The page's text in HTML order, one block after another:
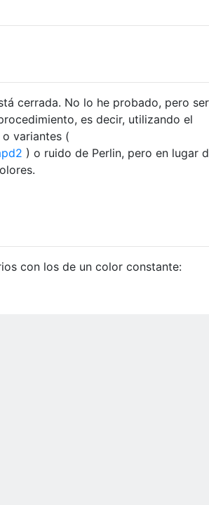
cerrada. No lo he probado, pero
es decir, utilizando el
variantes (
) o ruido de Perlin, pero en lugar
con los de un color constante: